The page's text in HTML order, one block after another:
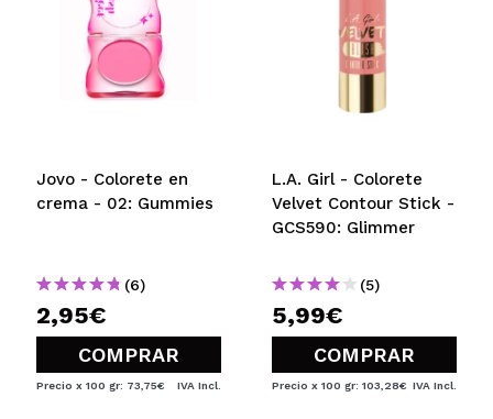
Jovo - Colorete en
crema - 02: Gummies
(6)
2,95€
COMPRAR
Precio x 100 gr: 73,75€ IVA Incl.
L.A. Girl - Colorete
Velvet Contour Stick -
GCS590: Glimmer
(5)
5,99€
COMPRAR
Precio x 100 gr: 103,28€ IVA Incl.